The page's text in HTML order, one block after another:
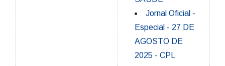
Jornal Oficial -
Especial - 27 DE
AGOSTO DE
2025 - CPL